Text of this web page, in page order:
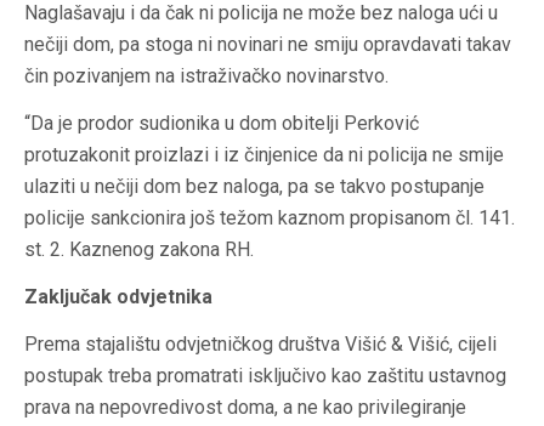
Naglašavaju i da čak ni policija ne može bez naloga ući u
nečiji dom, pa stoga ni novinari ne smiju opravdavati takav
čin pozivanjem na istraživačko novinarstvo.
“Da je prodor sudionika u dom obitelji Perković
protuzakonit proizlazi i iz činjenice da ni policija ne smije
ulaziti u nečiji dom bez naloga, pa se takvo postupanje
policije sankcionira još težom kaznom propisanom čl. 141.
st. 2. Kaznenog zakona RH.
Zaključak odvjetnika
Prema stajalištu odvjetničkog društva Višić & Višić, cijeli
postupak treba promatrati isključivo kao zaštitu ustavnog
prava na nepovredivost doma, a ne kao privilegiranje